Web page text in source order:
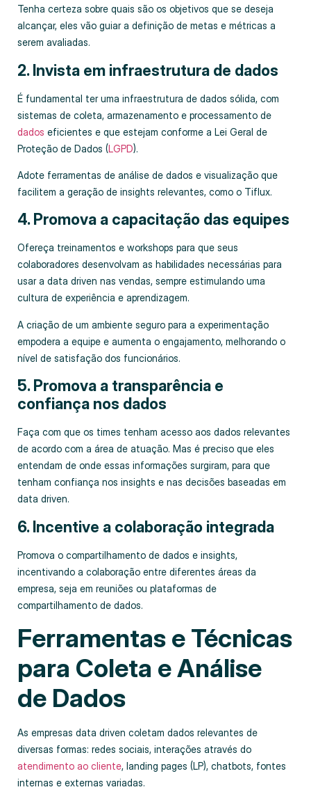
Tenha certeza sobre quais são os objetivos que se deseja
alcançar, eles vão guiar a definição de metas e métricas a
serem avaliadas.
2. Invista em infraestrutura de dados
É fundamental ter uma infraestrutura de dados sólida, com
sistemas de coleta, armazenamento e processamento de
dados eficientes e que estejam conforme a Lei Geral de
Proteção de Dados (LGPD).
Adote ferramentas de análise de dados e visualização que
facilitem a geração de insights relevantes, como o Tiflux.
4. Promova a capacitação das equipes
Ofereça treinamentos e workshops para que seus
colaboradores desenvolvam as habilidades necessárias para
usar a data driven nas vendas, sempre estimulando uma
cultura de experiência e aprendizagem.
A criação de um ambiente seguro para a experimentação
empodera a equipe e aumenta o engajamento, melhorando o
nível de satisfação dos funcionários.
5. Promova a transparência e
confiança nos dados
Faça com que os times tenham acesso aos dados relevantes
de acordo com a área de atuação. Mas é preciso que eles
entendam de onde essas informações surgiram, para que
tenham confiança nos insights e nas decisões baseadas em
data driven.
6. Incentive a colaboração integrada
Promova o compartilhamento de dados e insights,
incentivando a colaboração entre diferentes áreas da
empresa, seja em reuniões ou plataformas de
compartilhamento de dados.
Ferramentas e Técnicas
para Coleta e Análise
de Dados
As empresas data driven coletam dados relevantes de
diversas formas: redes sociais, interações através do
atendimento ao cliente, landing pages (LP), chatbots, fontes
internas e externas variadas.